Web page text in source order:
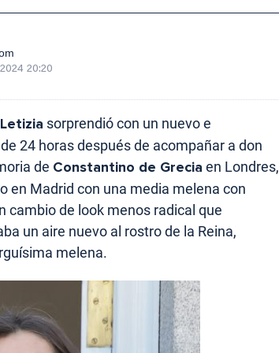
20:20
sorprendió con un nuevo e
24 horas después de acompañar a don
de Constantino de Grecia en Londres,
en Madrid con una media melena con
cambio de look menos radical que
un aire nuevo al rostro de la Reina,
melena.